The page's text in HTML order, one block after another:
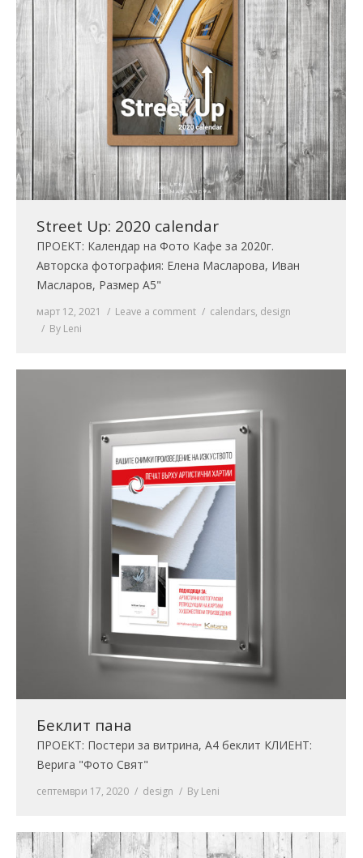
Street Up: 2020 calendar
ПРОЕКТ: Календар на Фото Кафе за 2020г.
Авторска фотография: Елена Масларова, Иван
Масларов, Размер А5"
март 12, 2021 Leave a comment calendars, design
By Leni
Беклит пана
ПРОЕКТ: Постери за витрина, А4 беклит КЛИЕНТ:
Верига "Фото Свят"
септември 17, 2020 design By Leni